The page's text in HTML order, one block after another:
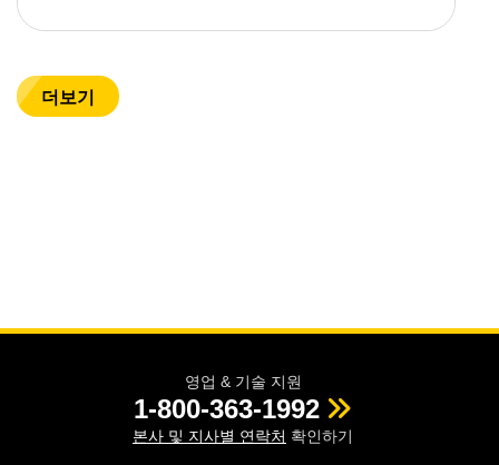
더보기
영업 & 기술 지원
1-800-363-1992
본사 및 지사별 연락처 확인하기